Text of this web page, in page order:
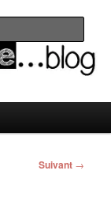
Suivant →